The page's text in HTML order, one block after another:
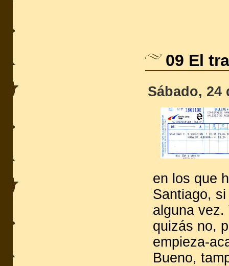
09 El
Sábado, 24
en los que
Santiago,
alguna vez.
quizás no,
empieza-
Bueno,